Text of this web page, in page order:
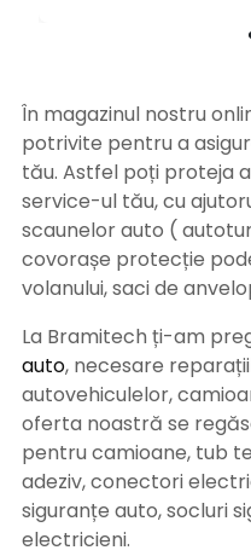
În magazinul nostru
potrivite pentru a
tău. Astfel poți proteja
service-ul tău, cu
scaunelor auto (
covorașe protecție
volanului, saci de
La Bramitech ți-am
auto, necesare
autovehiculelor,
oferta noastră se
pentru camioane, tub
adeziv, conectori
siguranțe auto, socluri
electricieni.